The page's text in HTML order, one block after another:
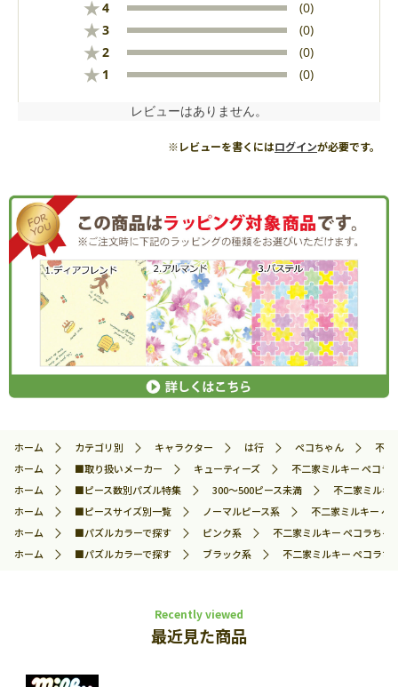
★4 (0)
★3 (0)
★2 (0)
★ 1 (0)
レビューはありません。
※レビューを書くにはログインが必要です。
ホーム カテゴリ別 キャラクター は行 ペコちゃん
不
ホーム
■取り扱いメーカー キューティーズ
不二家ミルキー ペコ
ホーム
■ピース数別パズル特集 300～500ピース未満
不二家ミル
ホーム
■ピースサイズ別一覧 ノーマルピース系
不二家ミルキー
ホーム
■パズルカラーで探す ピンク系
不二家ミルキー ペコラち
ホーム
■パズルカラーで探す ブラック系 不二家ミルキー ペコラ
Recently viewed
最近見た商品